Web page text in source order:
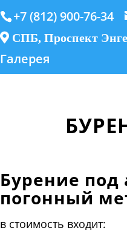
+7 (812) 900-76-34
СПБ, Проспект
Галерея
Бурение под
погонный
в стоимость входит: